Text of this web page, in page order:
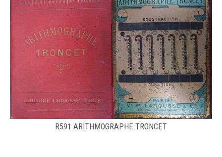
R591 ARITHMOGRAPHE TRONCET